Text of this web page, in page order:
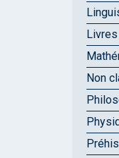
Non